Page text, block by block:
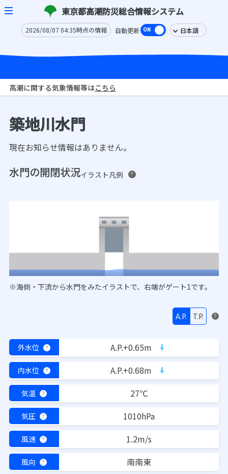
東京都高潮防災総合情報システム
2026/08/07 04:35時点の情報 自動更新
高潮に関する気象情報等はこちら
築地川水門
現在お知らせ情報はありません。
水門の開閉状況イラスト凡例 ？
※海側・下流から水門をみたイラストで、右端がゲート1です。
A.P. T.P. ？
外水位 ？ A.P.+0.65m
内水位 ？ A.P.+0.68m
気温 ？ 27℃
気圧 ？ 1010hPa
風速 ？ 1.2m/s
風向 ？ 南南東